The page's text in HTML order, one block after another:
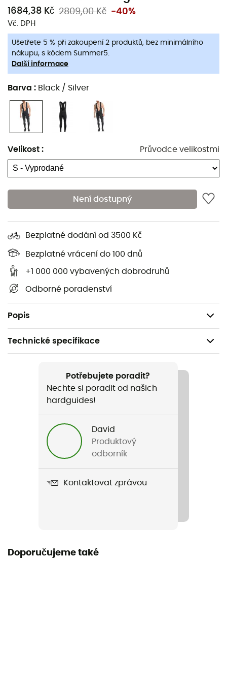
1684,38 Kč 2809,00 Kč -40%
Vč. DPH
Ušetřete 5 % při zakoupení 2 produktů, bez minimálního
nákupu, s kódem Summer5.
Další informace
Barva : Black / Silver
Velikost : Průvodce velikostmi
Není dostupný
Bezplatné dodání od 3500 Kč
Bezplatné vrácení do 100 dnů
+1 000 000 vybavených dobrodruhů
Odborné poradenství
Popis
Předtvarovaná kolena
Části kolen jsou 100% větruodolné
Šle z mesh materiálu v provedení
Reflexní prvky
Délka vnitřního švu (pro střední velikost): 80 cm
Přiléhavý střih pro pocit těsného nošení
Polstrování Men´s Active Cycling
8 mm
Tloušťka tlumící pěny (60 kg/m3)
Pěna s otevřenými póry pro lepší prodyšnost
Elastické a bezešvé
Měkké a ideální pro citlivou pokožku (certifikováno
Oeko-Tex® 100)
Multifunkční využití; žijte více (dobrodružství),
spotřebovávejte méně! Produkty Multiuse jsou
multifunkční a vhodné pro různé aktivity.
Technické specifikace
Horské kolo / Kolo
Men's Active Warm Tights
Label
Potřebujete poradit?
Nechte si poradit od našich
hardguides!
David
Produktový
odborník
Kontaktovat zprávou
Doporučujeme také